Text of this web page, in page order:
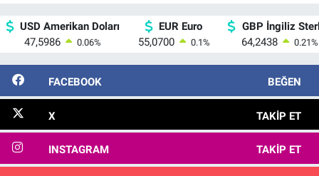
USD Amerikan Doları
47,5986
0.06%
EUR Euro
55,0700
0.1%
GBP İngiliz
64,2438
0.21%
FACEBOOK BEĞEN
X TAKIP ET
INSTAGRAM TAKIP ET